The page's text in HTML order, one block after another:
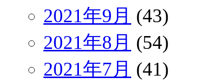
2021年9月 (43)
2021年8月 (54)
2021年7月 (41)